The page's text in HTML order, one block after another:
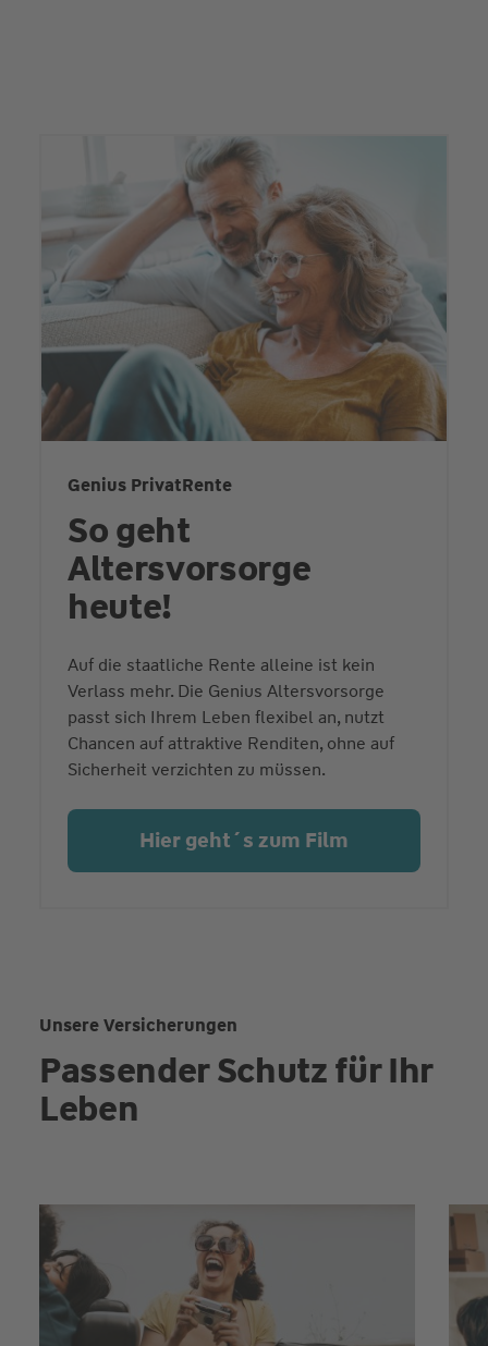
Genius PrivatRente
So geht
Altersvorsorge
heute!
Auf die staatliche Rente alleine ist kein
Verlass mehr. Die Genius Altersvorsorge
passt sich Ihrem Leben flexibel an, nutzt
Chancen auf attraktive Renditen, ohne auf
Sicherheit verzichten zu müssen.
Hier geht´s zum Film
Unsere Versicherungen
Passender Schutz für Ihr
Leben